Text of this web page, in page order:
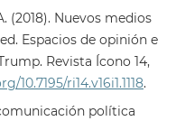
(2018). Nuevos medios
Espacios de opinión e
Revista Ícono 14,
10.7195/ri14.v16i1.1118.
comunicación política